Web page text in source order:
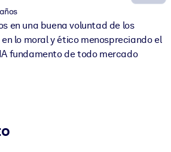
en una buena voluntad de los
lo moral y ético menospreciando el
fundamento de todo mercado